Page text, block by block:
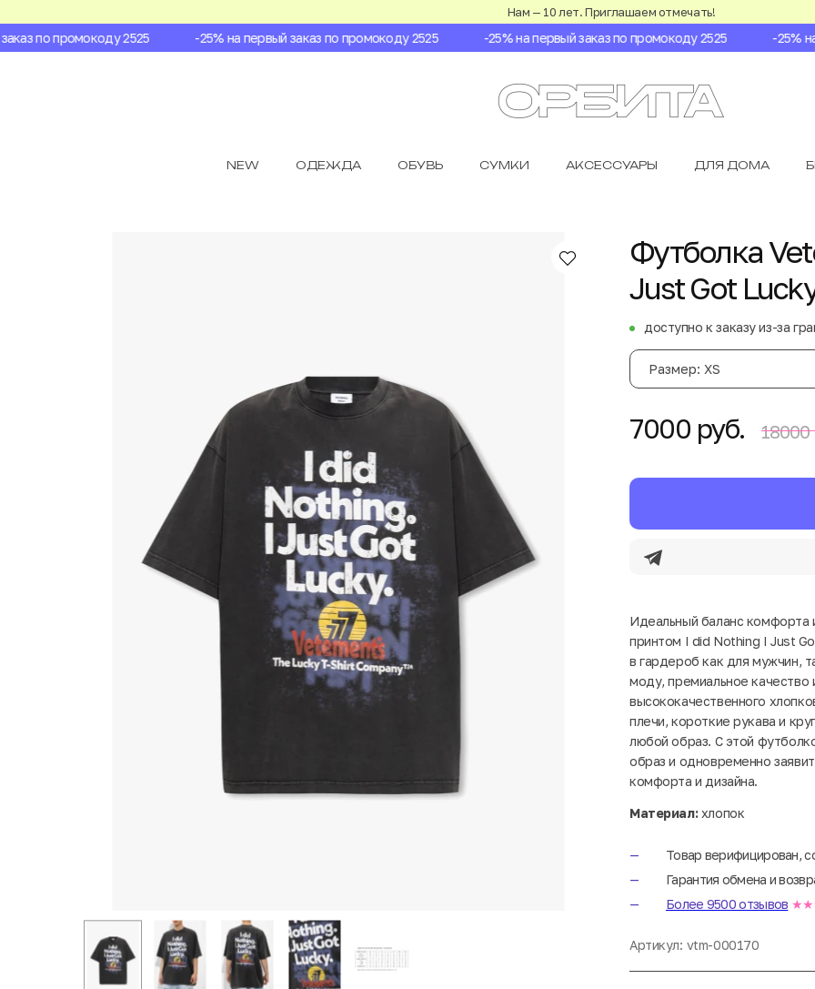
Нам — 10 лет. Приглашаем отмечать!
по промокоду 2525 -25% на первый заказ по промокоду 2525 -25% на первый заказ по промокоду 2525 -25% на
NEW ОДЕЖДА ОБУВЬ СУМКИ АКСЕССУАРЫ ДЛЯ ДОМА
Футболка
Just Got
доступно к заказу из-за
Размер: XS
7000 руб. 18000
Идеальный баланс комфорта
принтом I did Nothing I Just
в гардероб как для мужчин,
моду, премиальное качество
высококачественного
плечи, короткие рукава и
любой образ. С этой
образ и одновременно
комфорта и дизайна.
Материал:хлопок
Товар верифицирован,
Гарантия обмена и
Более 9500 отзывов
Артикул: vtm-000170